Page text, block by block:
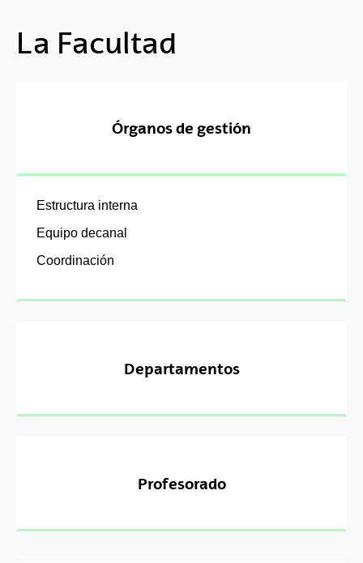
La Facultad
Órganos de gestión
Estructura interna
Equipo decanal
Coordinación
Departamentos
Profesorado